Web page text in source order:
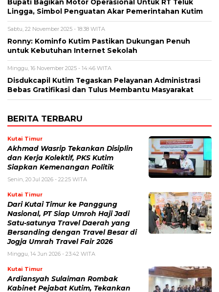
Bupati Bagikan Motor Operasional Untuk RT Teluk
Lingga, Simbol Penguatan Akar Pemerintahan Kutim
Sabtu, 22 November 2025 - 18:38 WITA
Ronny: Kominfo Kutim Pastikan Dukungan Penuh
untuk Kebutuhan Internet Sekolah
Minggu, 16 November 2025 - 14:46 WITA
Disdukcapil Kutim Tegaskan Pelayanan Administrasi
Bebas Gratifikasi dan Tulus Membantu Masyarakat
BERITA TERBARU
Kutai Timur
Akhmad Wasrip Tekankan Disiplin
dan Kerja Kolektif, PKS Kutim
Siapkan Kemenangan Politik
Senin, 20 Jul 2026 - 22:25 WITA
Kutai Timur
Dari Kutai Timur ke Panggung
Nasional, PT Siap Umroh Haji Jadi
Satu-satunya Travel Daerah yang
Bersanding dengan Travel Besar di
Jogja Umrah Travel Fair 2026
Minggu, 14 Jun 2026 - 23:42 WITA
Kutai Timur
Ardiansyah Sulaiman Rombak
Kabinet Pejabat Kutim, Tekankan